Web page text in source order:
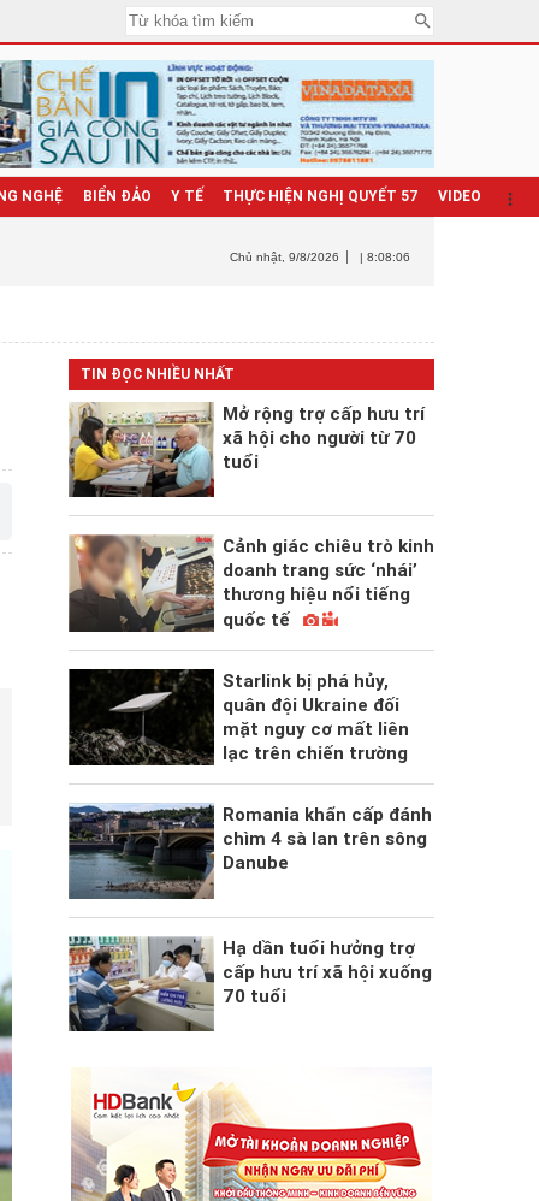
NGHỆ BIỂN ĐẢO Y TẾ THỰC HIỆN NGHỊ QUYẾT 57 VIDEO
Chủ nhật , 9/8/2026 | 8:08:08
TIN ĐỌC NHIỀU NHẤT
Mở rộng trợ cấp hưu trí
xã hội cho người từ 70
tuổi
Cảnh giác chiêu trò kinh
doanh trang sức ‘nhái’
thương hiệu nổi tiếng
quốc tế
Starlink bị phá hủy,
quân đội Ukraine đối
mặt nguy cơ mất liên
lạc trên chiến trường
Romania khẩn cấp đánh
chìm 4 sà lan trên sông
Danube
Hạ dần tuổi hưởng trợ
cấp hưu trí xã hội xuống
70 tuổi